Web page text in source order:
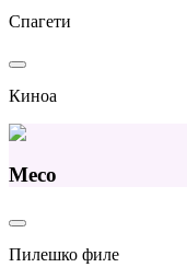
Спагети
Киноа
Месо
Пилешко филе